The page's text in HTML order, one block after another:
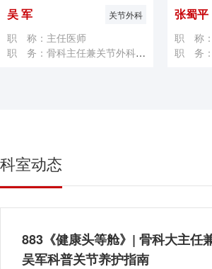
吴 军 关节外科
职 称：主任医师
职 务：骨科主任兼关节外科主任
张蜀平
职 称
职 务
科室动态
883《健康头等舱》| 骨科大主任
吴军科普关节养护指南